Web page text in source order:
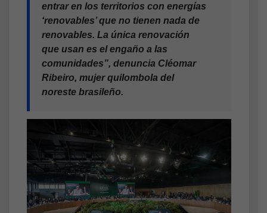
entrar en los territorios con energías
‘renovables’ que no tienen nada de
renovables. La única renovación
que usan es el engaño a las
comunidades”, denuncia Cléomar
Ribeiro, mujer quilombola del
noreste brasileño.